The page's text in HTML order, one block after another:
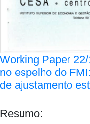
Working Paper
no espelho do
de ajustamento
Resumo: